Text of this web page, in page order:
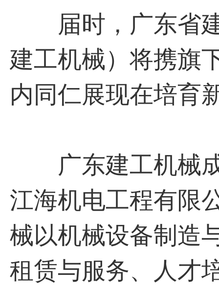
届时，⼴东省建
建⼯机械）将携旗
内同仁展现在培育
⼴东建⼯机械成
江海机电⼯程有限
械以机械设备制造
租赁与服务、⼈才